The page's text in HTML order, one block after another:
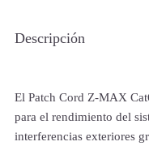
Descripción
El Patch Cord Z-MAX
para el rendimiento del
interferencias exteriores